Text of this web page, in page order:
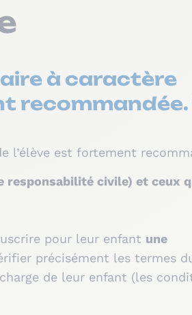
à caractère
recommandée.
l’élève est fortement
civile) et ceux
pour leur enfant une
précisément les termes
de leur enfant (les